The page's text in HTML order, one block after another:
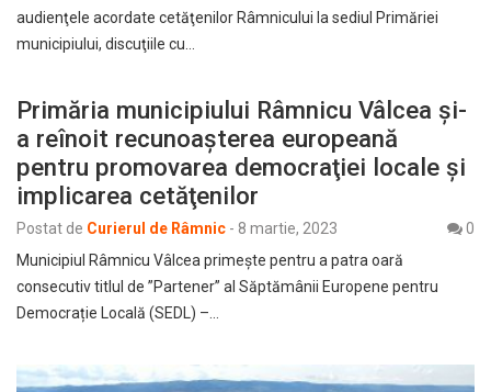
audienţele acordate cetăţenilor Râmnicului la sediul Primăriei
municipiului, discuţiile cu…
Primăria municipiului Râmnicu Vâlcea și-
a reînoit recunoaşterea europeană
pentru promovarea democraţiei locale şi
implicarea cetăţenilor
Postat de Curierul de Râmnic - 8 martie, 2023
0
Municipiul Râmnicu Vâlcea primește pentru a patra oară
consecutiv titlul de ”Partener” al Săptămânii Europene pentru
Democrație Locală (SEDL) –…